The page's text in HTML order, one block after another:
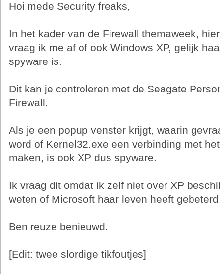
Hoi mede Security freaks,
In het kader van de Firewall themaweek,
vraag ik me af of ook Windows XP, gelijk
spyware is.
Dit kan je controleren met de Seagate
Firewall.
Als je een popup venster krijgt, waarin
word of Kernel32.exe een verbinding met
maken, is ook XP dus spyware.
Ik vraag dit omdat ik zelf niet over XP
weten of Microsoft haar leven heeft
Ben reuze benieuwd.
[Edit: twee slordige tikfoutjes]